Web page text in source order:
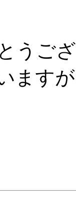
うご
ます